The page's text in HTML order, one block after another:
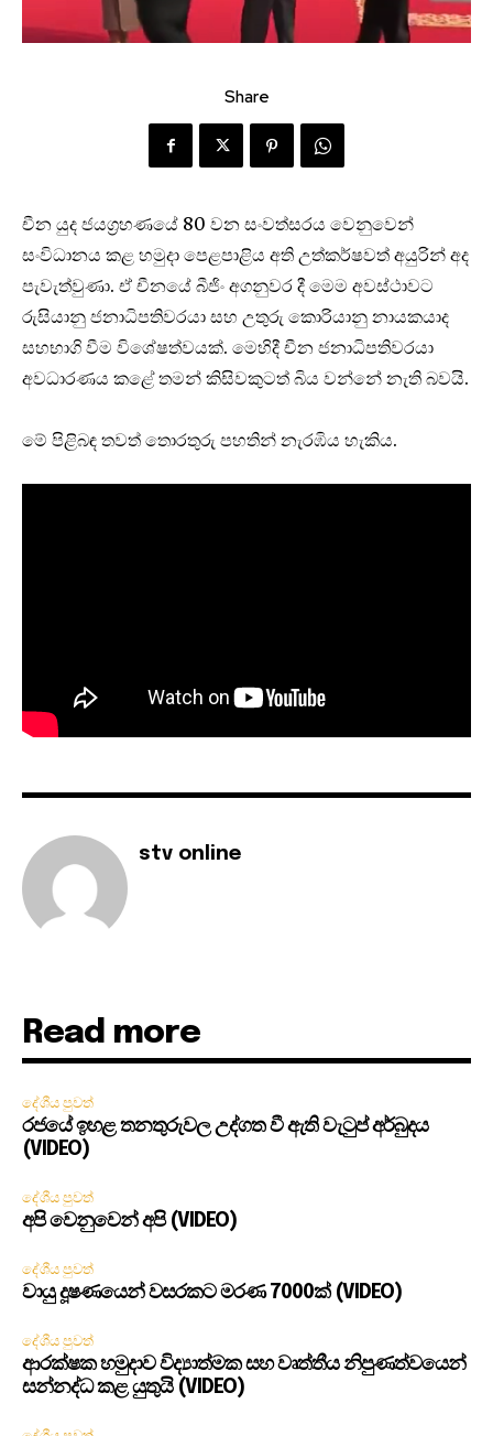
Share
චීන යුද ජයග්‍රහණයේ 80 වන සංවත්සරය වෙනුවෙන්
සංවිධානය කළ හමුදා පෙළපාළිය අති උත්කර්ෂවත් අයුරින් අද
පැවැත්වුණා. ඒ චීනයේ බීජිං අගනුවර දී මෙම අවස්ථාවට
රුසියානු ජනාධිපතිවරයා සහ උතුරු කොරියානු නායකයාද
සහභාගි වීම විශේෂත්වයක්. මෙහිදී චීන ජනාධිපතිවරයා
අවධාරණය කළේ තමන් කිසිවකුටත් බිය වන්නේ නැති බවයි.
මේ පිළිබඳ තවත් තොරතුරු පහතින් නැරඹිය හැකිය.
stv online
Read more
දේශීය පුවත්
රජයේ ඉහළ තනතුරුවල උද්ගත වී ඇති වැටුප් අර්බුදය
(VIDEO)
දේශීය පුවත්
අපි වෙනුවෙන් අපි (VIDEO)
දේශීය පුවත්
වායු දූෂණයෙන් වසරකට මරණ 7000ක් (VIDEO)
දේශීය පුවත්
ආරක්ෂක හමුදාව විද්‍යාත්මක සහ වෘත්තීය නිපුණත්වයෙන්
සන්නද්ධ කළ යුතුයි (VIDEO)